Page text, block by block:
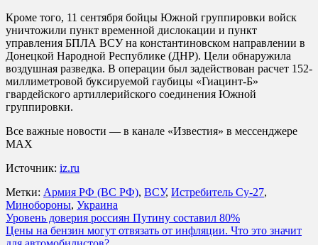
Кроме того, 11 сентября бойцы Южной группировки войск
уничтожили пункт временной дислокации и пункт
управления БПЛА ВСУ на константиновском направлении в
Донецкой Народной Республике (ДНР). Цели обнаружила
воздушная разведка. В операции был задействован расчет 152-
миллиметровой буксируемой гаубицы «Гиацинт-Б»
гвардейского артиллерийского соединения Южной
группировки.
Все важные новости — в канале «Известия» в мессенджере
МАХ
Источник: iz.ru
Метки: Армия РФ (ВС РФ), ВСУ, Истребитель Су-27,
Минобороны, Украина
Навигация
по
Уровень доверия россиян Путину составил 80%
Цены на бензин могут отвязать от инфляции. Что это значит